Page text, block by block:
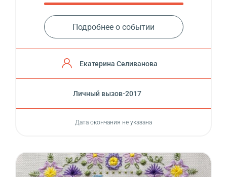
Подробнее о событии
Екатерина Селиванова
Личный вызов-2017
Дата окончания не указана